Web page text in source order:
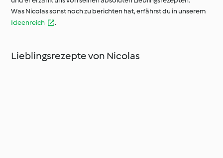
Was Nicolas sonst noch zu berichten hat, erfährst du in unserem
Ideenreich
.
Lieblingsrezepte von Nicolas